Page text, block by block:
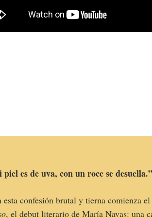
piel es de uva, con un roce se desuella.”
esta confesión brutal y tierna comienza
, el debut literario de María Navas: una